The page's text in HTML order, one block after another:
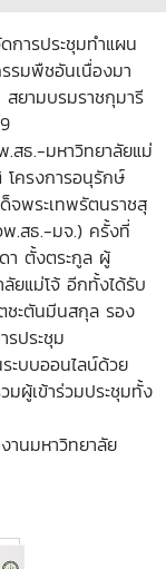
การประชุมทำแผน
รมพืชอันเนื่องมา
สยามบรมราชกุมารี
สธ.-มหาวิทยาลัยแม่
โครงการอนุรักษ์
จพระเทพรัตนราชสุ
พ.สธ.-มจ.) ครั้งที่
า ตั้งตระกูล ผู้
ยแม่โจ้ อีกทั้งได้รับ
ชะตันมีนสกุล รอง
รประชุม
ะบบออนไลน์ด้วย
มผู้เข้าร่วมประชุมทั้ง
านมหาวิทยาลัย